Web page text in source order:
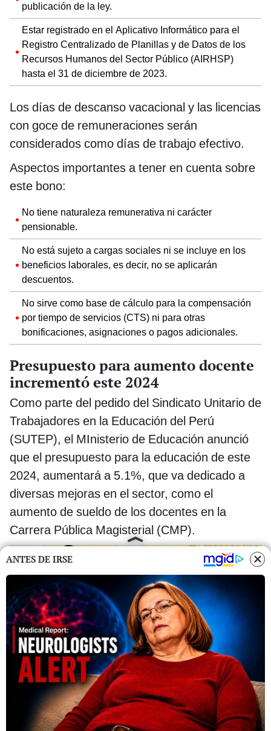
publicación de la ley.
Estar registrado en el Aplicativo Informático para el
Registro Centralizado de Planillas y de Datos de los
Recursos Humanos del Sector Público (AIRHSP)
hasta el 31 de diciembre de 2023.
Los días de descanso vacacional y las licencias
con goce de remuneraciones serán
considerados como días de trabajo efectivo.
Aspectos importantes a tener en cuenta sobre
este bono:
No tiene naturaleza remunerativa ni carácter
pensionable.
No está sujeto a cargas sociales ni se incluye en los
beneficios laborales, es decir, no se aplicarán
descuentos.
No sirve como base de cálculo para la compensación
por tiempo de servicios (CTS) ni para otras
bonificaciones, asignaciones o pagos adicionales.
Presupuesto para aumento docente
incrementó este 2024
Como parte del pedido del Sindicato Unitario de
Trabajadores en la Educación del Perú
(SUTEP), el MInisterio de Educación anunció
que el presupuesto para la educación de este
2024, aumentará a 5.1%, que va dedicado a
diversas mejoras en el sector, como el
aumento de sueldo de los docentes en la
Carrera Pública Magisterial (CMP).
Aumento de sueldo docente se aplicará en 2025. Foto: composición LR
Con este aumento de presupuesto a finales de
ANTES DE IRSE